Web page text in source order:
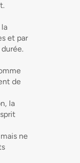
et par
de
la
ne